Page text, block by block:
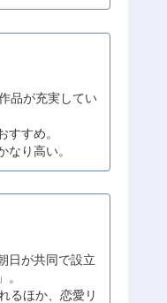
品が充実してい
すすめ。
なり高い。
日が共同で設立
。
るほか、恋愛リ